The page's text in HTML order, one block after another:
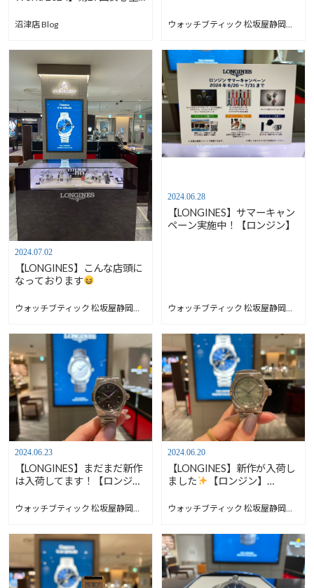
店】
沼津店 Blog
2024.07.02
【LONGINES】こんな店頭に
なっております
2024.06.28
【LONGINES】サマーキャン
ペーン実施中！【ロンジン】
2024.06.23
【LONGINES】まだまだ新作
は入荷してます！【ロンジ
2024.06.20
【LONGINES】新作が入荷し
ました
【ロンジン】